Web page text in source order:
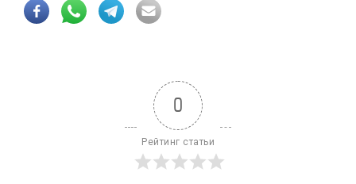
0
Рейтинг статьи